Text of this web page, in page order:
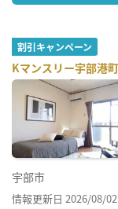
割引キャンペーン
Kマンスリー宇部港
宇部市
情報更新日 2026/08/